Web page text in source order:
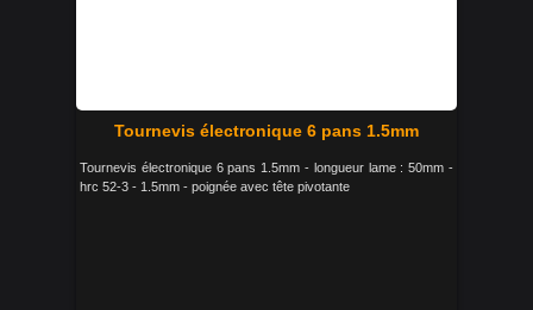
Tournevis électronique 6 pans 1.5mm
Tournevis électronique 6 pans 1.5mm - longueur lame : 50mm -
hrc 52-3 - 1.5mm - poignée avec tête pivotante